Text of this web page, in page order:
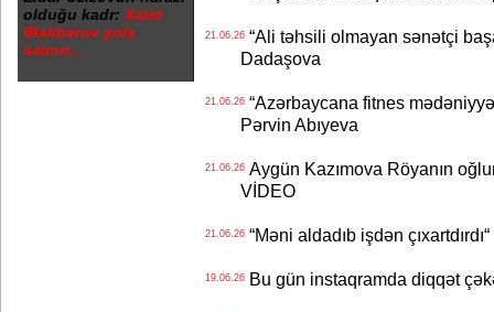
olduğu kadr: Xalid
Ələkbərov yola
salınır...
21.06.26“Ali təhsili olmayan sənətçi
Dadaşova
21.06.26“Azərbaycana fitnes
Pərvin Abıyeva
21.06.26Aygün Kazımova Röyanın
VİDEO
21.06.26“Məni aldadıb işdən
19.06.26Bu gün instaqramda diqqət